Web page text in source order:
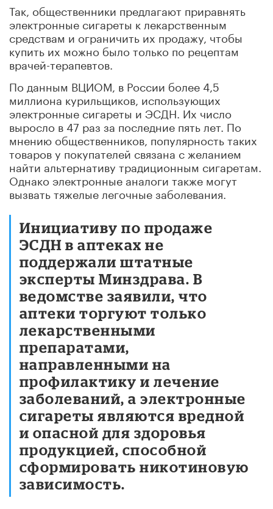
Так, общественники предлагают приравнять
электронные сигареты к лекарственным
средствам и ограничить их продажу, чтобы
купить их можно было только по рецептам
врачей-терапевтов.
По данным ВЦИОМ, в России более 4,5
миллиона курильщиков, использующих
электронные сигареты и ЭСДН. Их число
выросло в 47 раз за последние пять лет. По
мнению общественников, популярность таких
товаров у покупателей связана с желанием
найти альтернативу традиционным сигаретам.
Однако электронные аналоги также могут
вызвать тяжелые легочные заболевания.
Инициативу по продаже
ЭСДН в аптеках не
поддержали штатные
эксперты Минздрава. В
ведомстве заявили, что
аптеки торгуют только
лекарственными
препаратами,
направленными на
профилактику и лечение
заболеваний, а электронные
сигареты являются вредной
и опасной для здоровья
продукцией, способной
сформировать никотиновую
зависимость.